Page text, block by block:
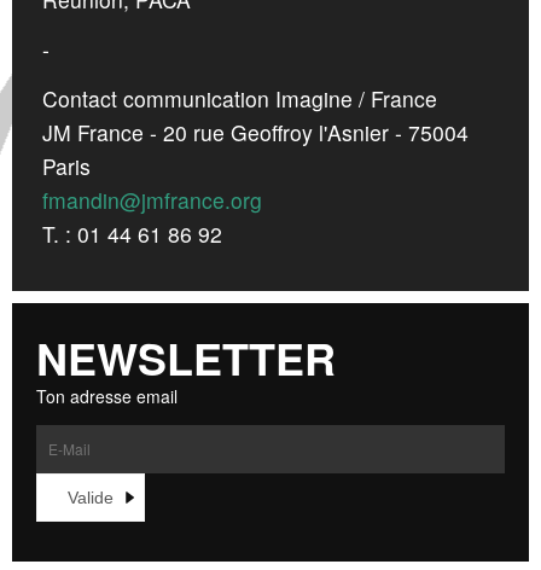
-
Contact communication Imagine / France
JM France - 20 rue Geoffroy l'Asnier - 75004
Paris
fmandin@jmfrance.org
T. : 01 44 61 86 92
NEWSLETTER
Ton adresse email